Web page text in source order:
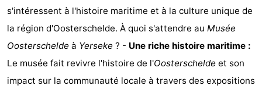
s'intéressent à l'histoire maritime et à la culture unique de
la région d'Oosterschelde. À quoi s'attendre au Musée
Oosterschelde à Yerseke ? - Une riche histoire maritime :
Le musée fait revivre l'histoire de l'Oosterschelde et son
impact sur la communauté locale à travers des expositions